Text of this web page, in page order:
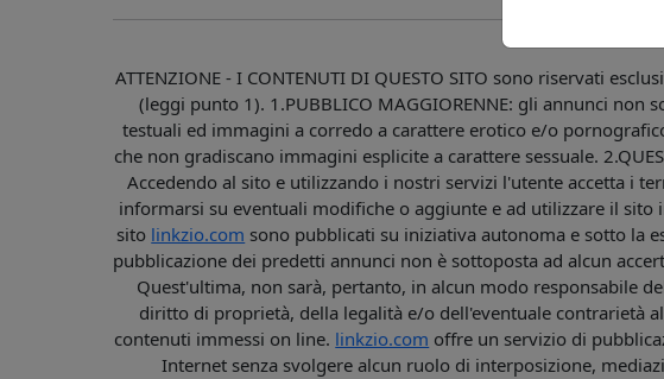
ATTENZIONE - I CONTENUTI DI QUESTO SITO sono riservati
(leggi punto 1). 1.PUBBLICO MAGGIORENNE: gli annunci non
testuali ed immagini a corredo a carattere erotico e/o
che non gradiscano immagini esplicite a carattere sessuale.
Accedendo al sito e utilizzando i nostri servizi l'utente accetta i
informarsi su eventuali modifiche o aggiunte e ad utilizzare il sito
sito linkzio.com sono pubblicati su iniziativa autonoma e sotto la
pubblicazione dei predetti annunci non è sottoposta ad alcun
Quest'ultima, non sarà, pertanto, in alcun modo responsabile
diritto di proprietà, della legalità e/o dell'eventuale contrarietà
contenuti immessi on line. linkzio.com offre un servizio di
Internet senza svolgere alcun ruolo di interposizione,